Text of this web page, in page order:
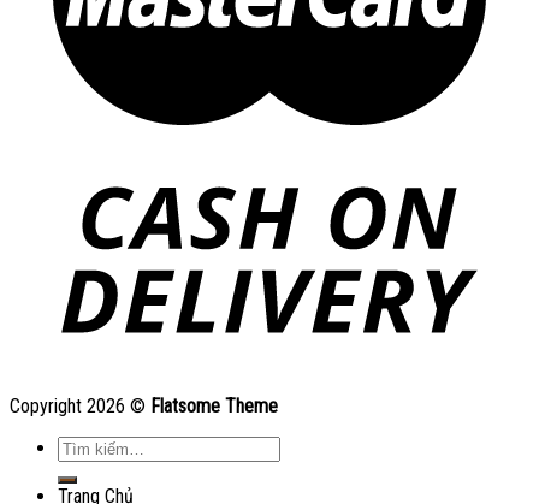
Copyright 2026 © Flatsome Theme
Tìm
kiếm:
Trang Chủ